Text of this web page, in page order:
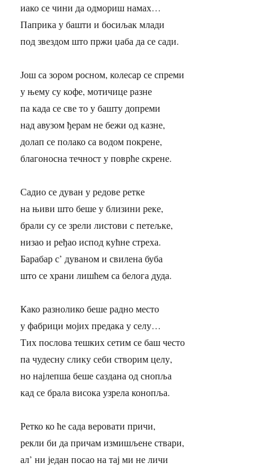
иако се чини да одмориш намах…
Паприка у башти и босиљак млади
под звездом што пржи џаба да се сади.
Још са зором росном, колесар се спреми
у њему су кофе, мотичице разне
па када се све то у башту допреми
над авузом ђерам не бежи од казне,
долап се полако са водом покрене,
благоносна течност у поврће скрене.
Садио се дуван у редове ретке
на њиви што беше у близини реке,
брали су се зрели листови с петељке,
низао и ређао испод кућне стреха.
Барабар с’ дуваном и свилена буба
што се храни лишћем са белога дуда.
Како разнолико беше радно место
у фабрици мојих предака у селу…
Тих послова тешких сетим се баш често
па чудесну слику себи створим целу,
но најлепша беше саздана од снопља
кад се брала висока узрела конопља.
Ретко ко ће сада веровати причи,
рекли би да причам измишљене ствари,
ал’ ни један посао на тај ми не личи